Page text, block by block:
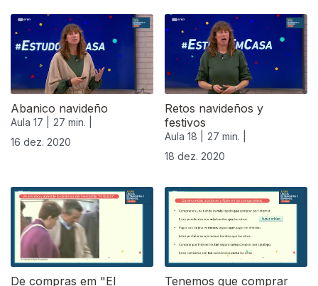
Abanico navideño
Aula 17 |
27 min. |
16 dez. 2020
Retos navideños y
festivos
Aula 18 |
27 min. |
18 dez. 2020
De compras em "El Tenemos que comprar